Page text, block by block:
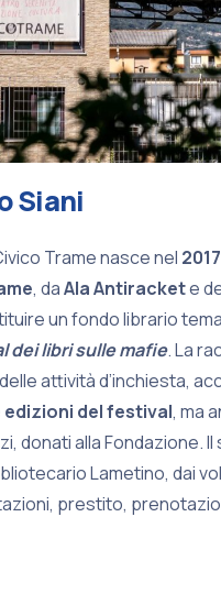
Siani
Trame nasce nel 2017
, daAla Antirackete
un fondo librario
dei libri sulle mafie. La
attività d’inchiesta,
del festival, ma
donati alla Fondazione.
Lametino, dai
prestito,